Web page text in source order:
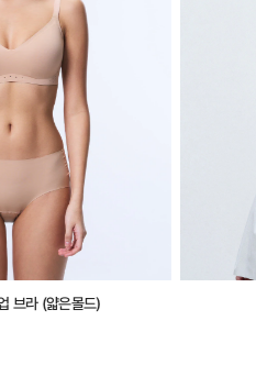
브라 (얇은몰드)